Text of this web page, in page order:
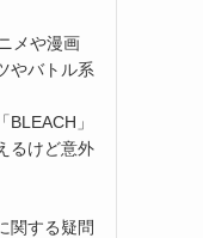
メや漫画
やバトル系
」
るけど意外
関する疑問